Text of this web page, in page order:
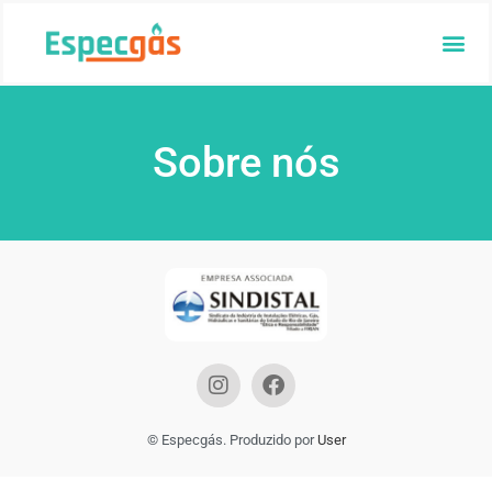
Sobre nós
© Especgás. Produzido por User